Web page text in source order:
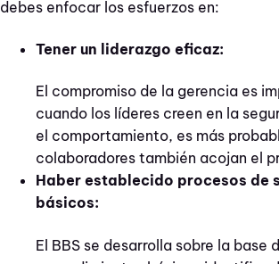
debes enfocar los esfuerzos en:
Tener un liderazgo eficaz:
El compromiso de la gerencia es
cuando los líderes creen en la
el comportamiento, es más
colaboradores también acojan el
Haber establecido procesos de
básicos:
El BBS se desarrolla sobre la base